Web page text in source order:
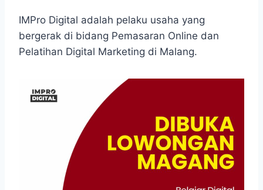
IMPro Digital adalah pelaku usaha yang
bergerak di bidang Pemasaran Online dan
Pelatihan Digital Marketing di Malang.